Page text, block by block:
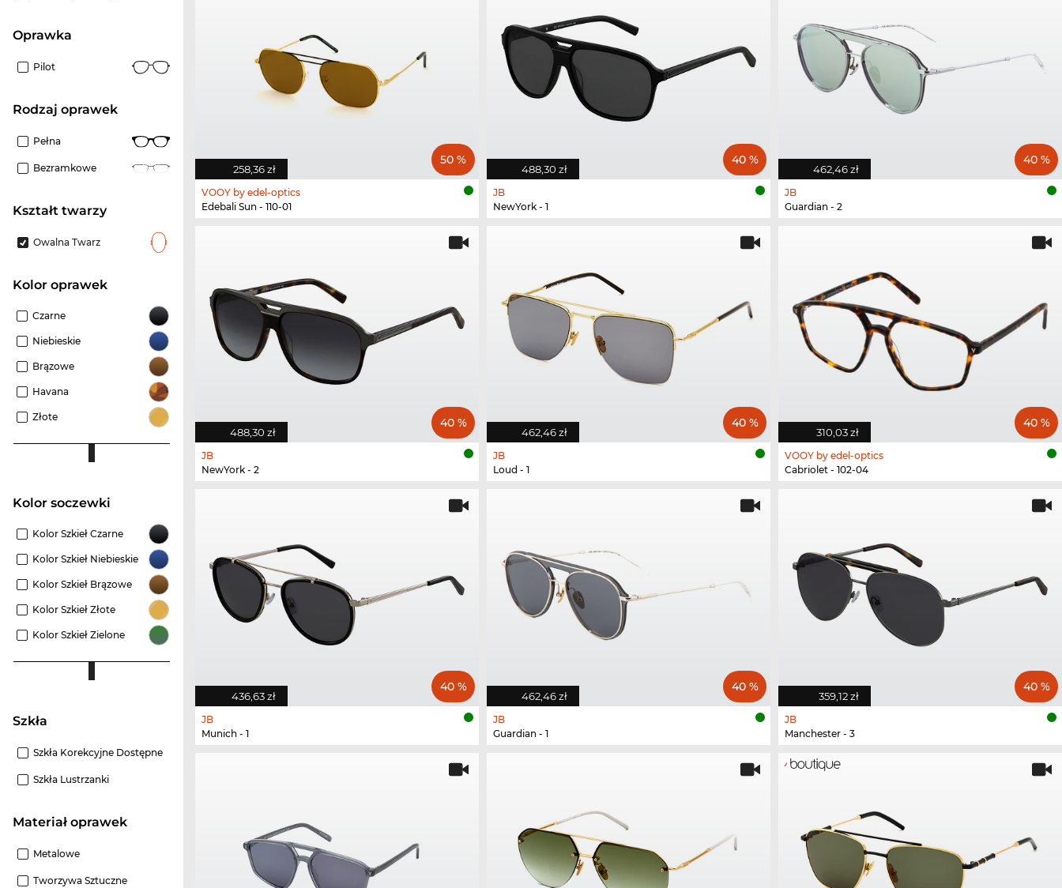
oprawka
Pilot
rodzaj oprawek
Pełna
Bezramkowe
kształt twarzy
Owalna Twarz
kolor oprawek
Czarne
Niebieskie
Brązowe
Havana
Złote
Kolor soczewki
Kolor Szkieł Czarne
Kolor Szkieł Niebieskie
Kolor Szkieł Brązowe
Kolor Szkieł Złote
Kolor Szkieł Zielone
szkła
Szkła Korekcyjne Dostępne
Szkła Lustrzanki
Materiał oprawek
Metalowe
Tworzywa Sztuczne
258,36 zł
50 %
VOOY by edel-optics
Edebali Sun - 110-01
488,30 zł
40 %
JB
NewYork - 1
462,46 zł
40 %
JB
Guardian - 2
488,30 zł
40 %
JB
NewYork - 2
462,46 zł
40 %
JB
Loud - 1
310,03 zł
40 %
VOOY by edel-optics
Cabriolet - 102-04
436,63 zł
40 %
JB
Munich - 1
462,46 zł
40 %
JB
Guardian - 1
359,12 zł
40 %
JB
Manchester - 3